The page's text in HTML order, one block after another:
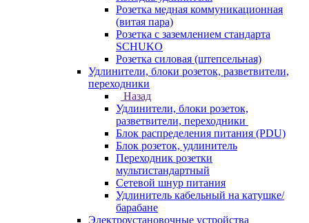
Розетка медная коммуникационная
(витая пара)
Розетка с заземлением стандарта
SCHUKO
Розетка силовая (штепсельная)
Удлинители, блоки розеток, разветвители,
переходники
Назад
Удлинители, блоки розеток,
разветвители, переходники
Блок распределения питания (PDU)
Блок розеток, удлинитель
Переходник розетки
мультистандартный
Сетевой шнур питания
Удлинитель кабельный на катушке/
барабане
Электроустановочные устройства